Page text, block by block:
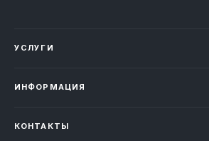
УСЛУГИ
ИНФОРМАЦИЯ
КОНТАКТЫ